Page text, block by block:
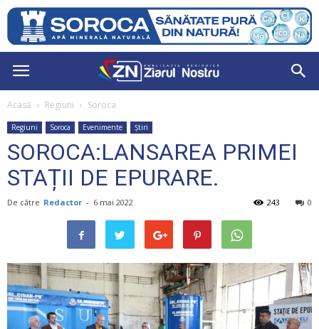
Acasă Regiuni Soroca
Regiuni Soroca Evenimente Știri
SOROCA:LANSAREA PRIMEI
STAȚII DE EPURARE.
De către Redactor - 6 mai 2022 0
243